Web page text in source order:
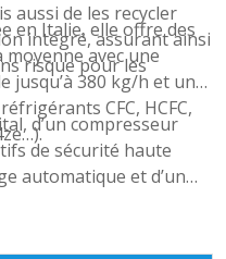
aussi de les recycler
intégré, assurant ainsi
risque pour les
en Italie, elle offre des
avec une
jusqu’à 380 kg/h et une
CFC, HCFC,
d’un compresseur
de sécurité haute
automatique et d’un